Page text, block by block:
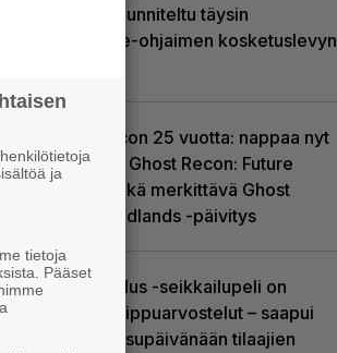
joka on suunniteltu täysin
DualSense-ohjaimen kosketuslevyn
3
Ghost Recon 25 vuotta: nappaa nyt
ilmaiseksi Ghost Recon: Future
Soldier sekä merkittävä Ghost
Recon Wildlands -päivitys
4
Uusi PS Plus -seikkailupeli on
saanut huippuarvostelut – saapui
heti julkaisupäivänään tilaajien
ja
tietoja
Pääset